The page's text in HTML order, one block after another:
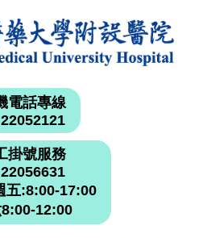
電話專線
掛號服務
五:8:00-17:00
12:00